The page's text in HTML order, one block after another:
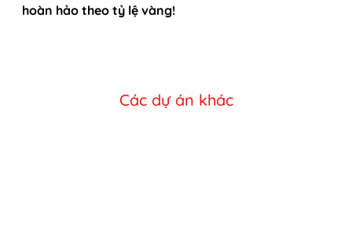
hoàn hảo theo tỷ lệ vàng!
Các dự án khác